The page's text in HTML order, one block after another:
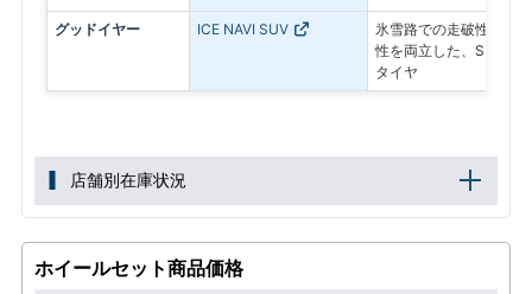
グッドイヤー ICE NAVI SUV
氷雪路での走破性とド
性を両立した、SUV専
タイヤ
店舗別在庫状況
ホイールセット商品価格